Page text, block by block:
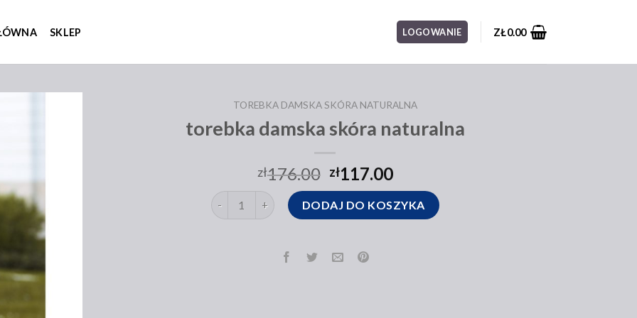
SKLEP LOGOWANIE ZŁ0.00
TOREBKA DAMSKA SKÓRA NATURALNA
torebka damska skóra naturalna
zł176.00 zł117.00
ilość torebka damska skóra naturalna
DODAJ DO KOSZYKA